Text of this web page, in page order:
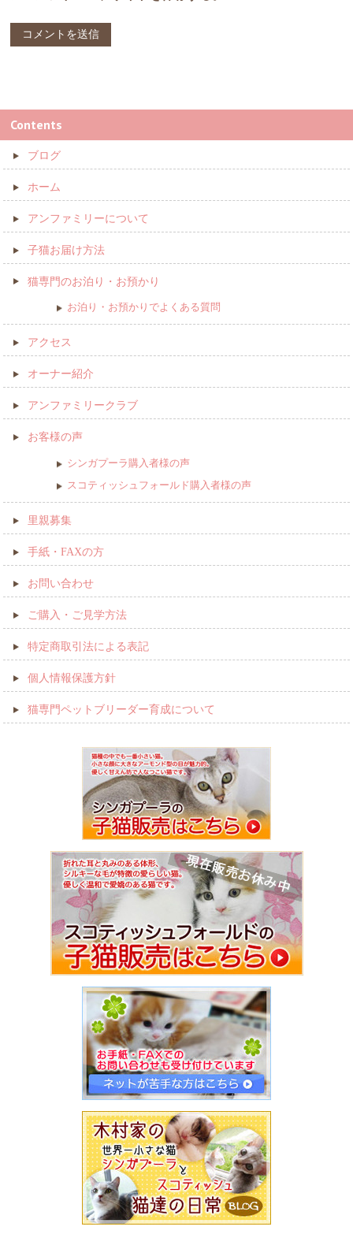
Contents
ブログ
ホーム
アンファミリーについて
子猫お届け方法
猫専門のお泊り・お預かり
お泊り・お預かりでよくある質問
アクセス
オーナー紹介
アンファミリークラブ
お客様の声
シンガプーラ購入者様の声
スコティッシュフォールド購入者様の声
里親募集
手紙・FAXの方
お問い合わせ
ご購入・ご見学方法
特定商取引法による表記
個人情報保護方針
猫専門ペットブリーダー育成について